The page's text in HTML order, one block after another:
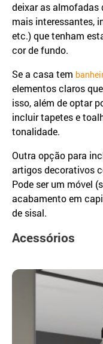
deixar as almofadas
mais interessantes,
etc.) que tenham
cor de fundo.
Se a casa tem
elementos claros
isso, além de optar
incluir tapetes e
tonalidade.
Outra opção para
artigos decorativos
Pode ser um móvel
acabamento em
de sisal.
Acessórios